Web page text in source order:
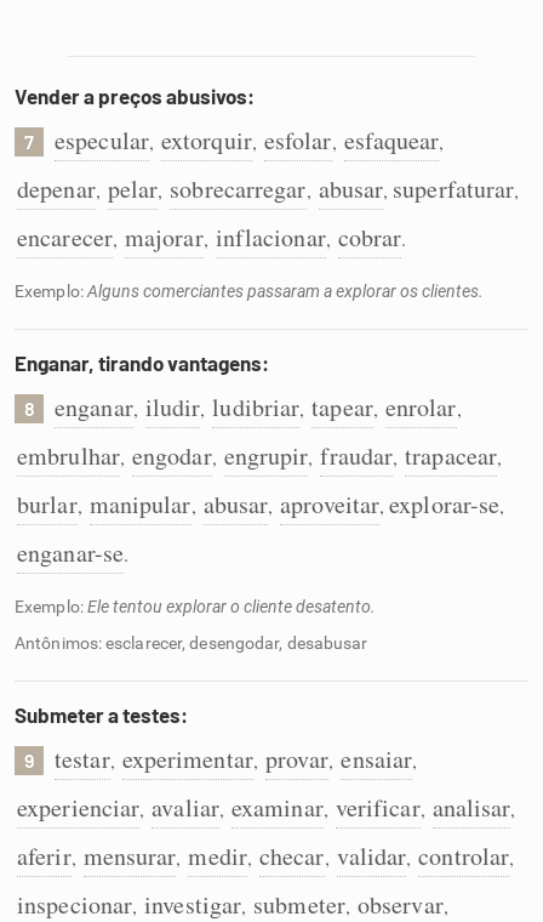
Vender a preços abusivos:
7 especular, extorquir, esfolar, esfaquear,
depenar, pelar, sobrecarregar, abusar, superfaturar,
encarecer, majorar, inflacionar, cobrar.
Exemplo:Alguns comerciantes passaram a explorar os clientes.
Enganar, tirando vantagens:
8 enganar, iludir, ludibriar, tapear, enrolar,
embrulhar, engodar, engrupir, fraudar, trapacear,
burlar, manipular, abusar, aproveitar,explorar-se,
enganar-se.
Exemplo:Ele tentou explorar o cliente desatento.
Antônimos: esclarecer, desengodar, desabusar
Submeter a testes:
9 testar, experimentar, provar, ensaiar,
experienciar, avaliar, examinar, verificar, analisar,
aferir, mensurar, medir, checar, validar, controlar,
inspecionar, investigar, submeter, observar,